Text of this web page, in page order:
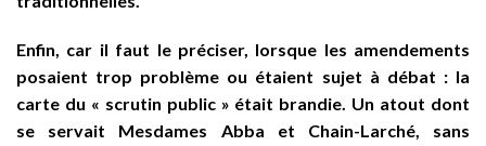
Enfin, car il faut le préciser, lorsque les amendements
posaient trop problème ou étaient sujet à débat : la
carte du « scrutin public » était brandie. Un atout dont
se servait Mesdames Abba et Chain-Larché, sans